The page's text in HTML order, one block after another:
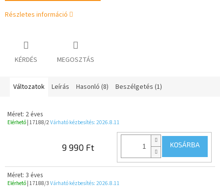
Részletes információ
KÉRDÉS MEGOSZTÁS
Változatok Leírás Hasonló (8) Beszélgetés (1)
Méret: 2 éves
Elérhető | 17188/2Várható kézbesítés: 2026.8.11
9 990 Ft KOSÁRBA
Méret: 3 éves
Elérhető | 17188/3 Várható kézbesítés: 2026.8.11